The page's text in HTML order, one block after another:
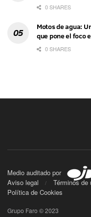
0 SHARES
Motos de agua:
que pone el foco
0 SHARES
Medio auditado por
Aviso legal
Términos de
Política de Cookies
Grupo Faro © 2023